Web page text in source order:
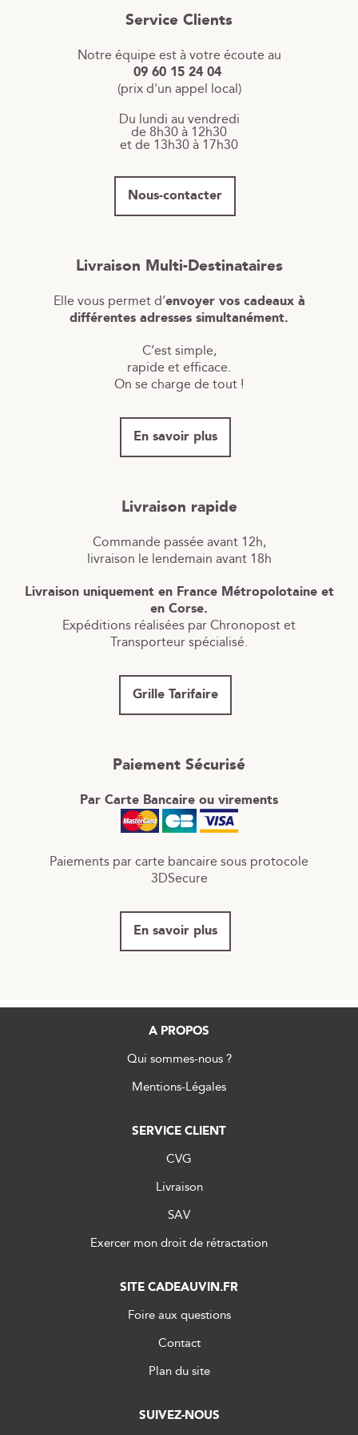
Service Clients
Notre équipe est à votre écoute au
09 60 15 24 04
(prix d'un appel local)
Du lundi au vendredi
de 8h30 à 12h30
et de 13h30 à 17h30
Nous-contacter
Livraison Multi-Destinataires
Elle vous permet d’envoyer vos cadeaux à
différentes adresses simultanément.
C’est simple,
rapide et efficace.
On se charge de tout !
En savoir plus
Livraison rapide
Commande passée avant 12h,
livraison le lendemain avant 18h
Livraison uniquement en France Métropolotaine et
en Corse.
Expéditions réalisées par Chronopost et
Transporteur spécialisé.
Grille Tarifaire
Paiement Sécurisé
Par Carte Bancaire ou virements
Paiements par carte bancaire sous protocole
3DSecure
En savoir plus
A PROPOS
Qui sommes-nous ?
Mentions-Légales
SERVICE CLIENT
CVG
Livraison
SAV
Exercer mon droit de rétractation
SITE CADEAUVIN.FR
Foire aux questions
Contact
Plan du site
SUIVEZ-NOUS